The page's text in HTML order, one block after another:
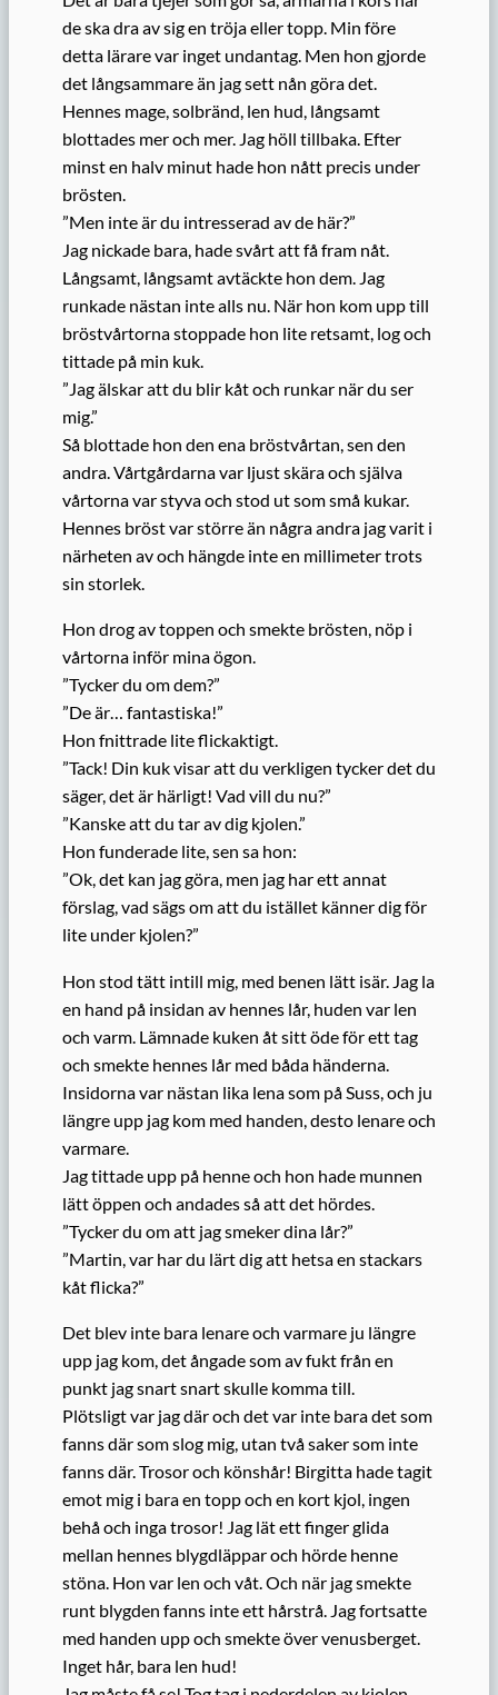
de ska dra av sig en tröja eller topp. Min före
detta lärare var inget undantag. Men hon gjorde
det långsammare än jag sett nån göra det.
Hennes mage, solbränd, len hud, långsamt
blottades mer och mer. Jag höll tillbaka. Efter
minst en halv minut hade hon nått precis under
brösten.
”Men inte är du intresserad av de här?”
Jag nickade bara, hade svårt att få fram nåt.
Långsamt, långsamt avtäckte hon dem. Jag
runkade nästan inte alls nu. När hon kom upp till
bröstvårtorna stoppade hon lite retsamt, log och
tittade på min kuk.
”Jag älskar att du blir kåt och runkar när du ser
mig.”
Så blottade hon den ena bröstvårtan, sen den
andra. Vårtgårdarna var ljust skära och själva
vårtorna var styva och stod ut som små kukar.
Hennes bröst var större än några andra jag varit i
närheten av och hängde inte en millimeter trots
sin storlek.
Hon drog av toppen och smekte brösten, nöp i
vårtorna inför mina ögon.
”Tycker du om dem?”
”De är… fantastiska!”
Hon fnittrade lite flickaktigt.
”Tack! Din kuk visar att du verkligen tycker det du
säger, det är härligt! Vad vill du nu?”
”Kanske att du tar av dig kjolen.”
Hon funderade lite, sen sa hon:
”Ok, det kan jag göra, men jag har ett annat
förslag, vad sägs om att du istället känner dig för
lite under kjolen?”
Hon stod tätt intill mig, med benen lätt isär. Jag la
en hand på insidan av hennes lår, huden var len
och varm. Lämnade kuken åt sitt öde för ett tag
och smekte hennes lår med båda händerna.
Insidorna var nästan lika lena som på Suss, och ju
längre upp jag kom med handen, desto lenare och
varmare.
Jag tittade upp på henne och hon hade munnen
lätt öppen och andades så att det hördes.
”Tycker du om att jag smeker dina lår?”
”Martin, var har du lärt dig att hetsa en stackars
kåt flicka?”
Det blev inte bara lenare och varmare ju längre
upp jag kom, det ångade som av fukt från en
punkt jag snart snart skulle komma till.
Plötsligt var jag där och det var inte bara det som
fanns där som slog mig, utan två saker som inte
fanns där. Trosor och könshår! Birgitta hade tagit
emot mig i bara en topp och en kort kjol, ingen
behå och inga trosor! Jag lät ett finger glida
mellan hennes blygdläppar och hörde henne
stöna. Hon var len och våt. Och när jag smekte
runt blygden fanns inte ett hårstrå. Jag fortsatte
med handen upp och smekte över venusberget.
Inget hår, bara len hud!